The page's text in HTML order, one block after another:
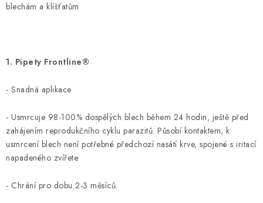
blechám a klíšťatům
1. Pipety Frontline®
- Snadná aplikace
- Usmrcuje 98-100% dospělých blech během 24 hodin, ještě před
zahájením reprodukčního cyklu parazitů. Působí kontaktem, k
usmrcení blech není potřebné předchozí nasátí krve, spojené s iritací
napadeného zvířete.
- Chrání pro dobu 2-3 měsíců.